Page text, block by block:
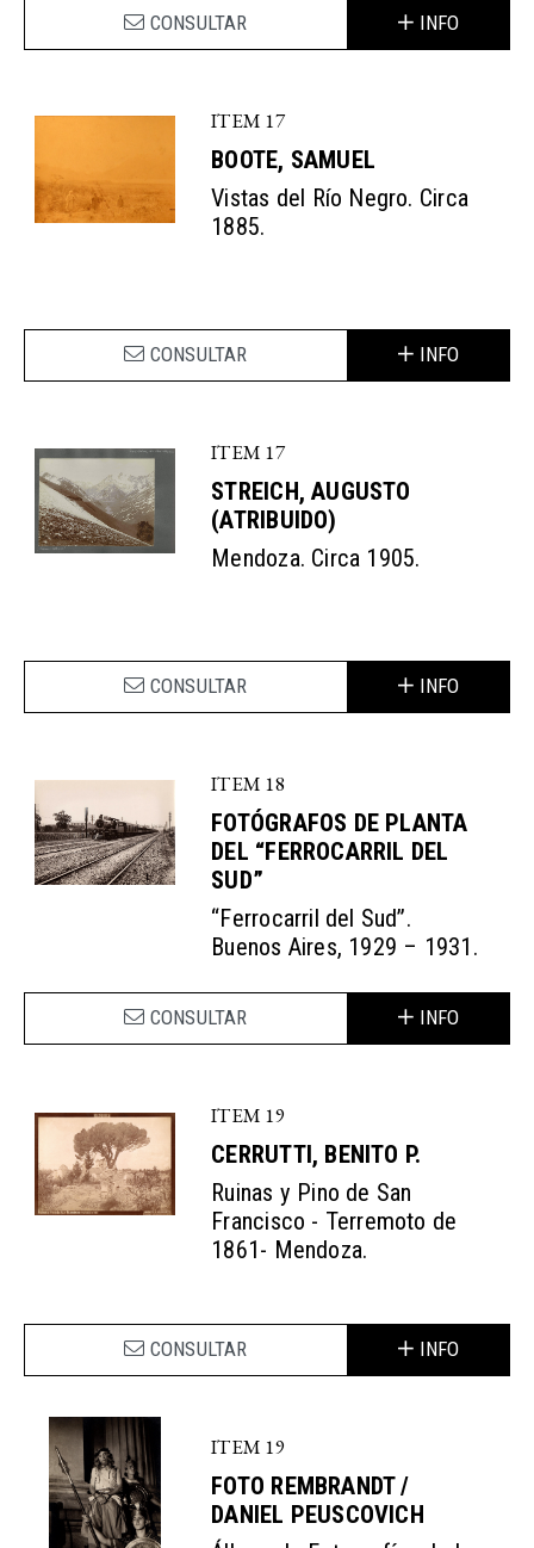
CONSULTAR INFO
ITEM 17
BOOTE, SAMUEL
Vistas del Río Negro. Circa
1885.
CONSULTAR INFO
ITEM 17
STREICH, AUGUSTO
(ATRIBUIDO)
Mendoza. Circa 1905.
CONSULTAR INFO
ITEM 18
FOTÓGRAFOS DE PLANTA
DEL “FERROCARRIL DEL
SUD”
“Ferrocarril del Sud”.
Buenos Aires, 1929 – 1931.
CONSULTAR INFO
ITEM 19
CERRUTTI, BENITO P.
Ruinas y Pino de San
Francisco - Terremoto de
1861- Mendoza.
CONSULTAR INFO
ITEM 19
FOTO REMBRANDT /
DANIEL PEUSCOVICH